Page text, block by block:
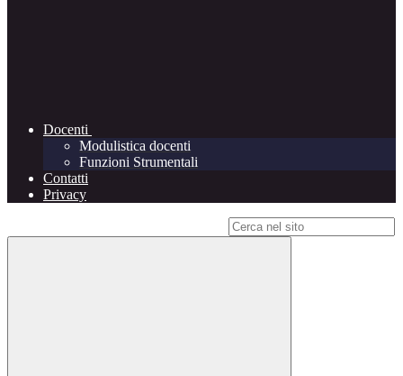
Docenti
Modulistica docenti
Funzioni Strumentali
Contatti
Privacy